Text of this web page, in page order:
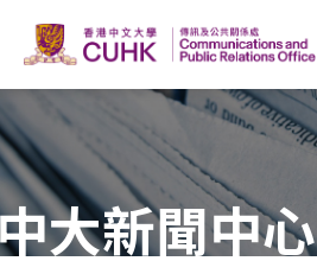
大新聞中心